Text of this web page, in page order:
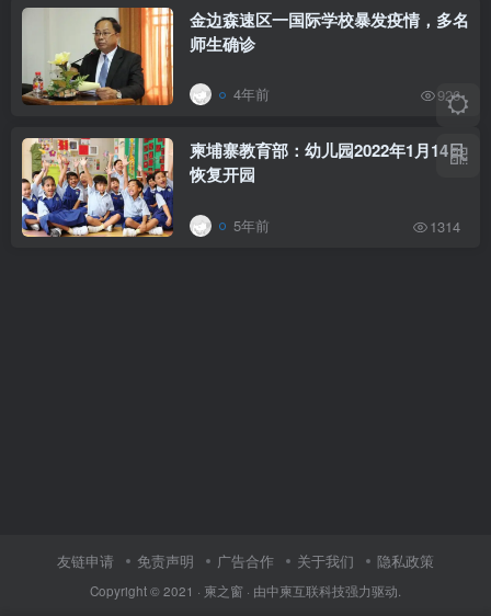
金边森速区一国际学校暴发疫情，多名
师生确诊
4年前 926
柬埔寨教育部：幼儿园2022年1月14日
恢复开园
5年前 1314
友链申请 免责声明 广告合作 关于我们 隐私政策
Copyright © 2021 · 柬之窗 · 由中柬互联科技强力驱动.